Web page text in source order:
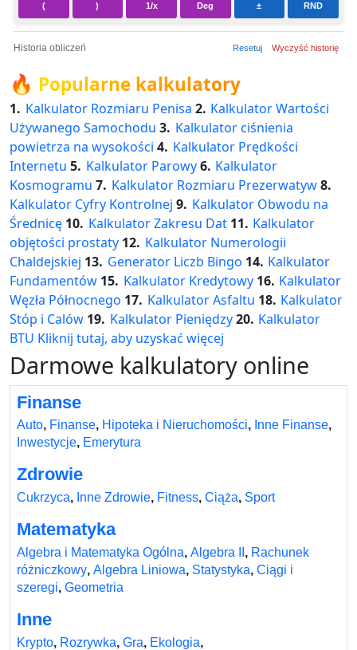
Deg
( ) 1/x ± RND
Historia obliczeń Resetuj Wyczyść historię
🔥 Popularne kalkulatory
1. Kalkulator Rozmiaru Penisa 2. Kalkulator Wartości
Używanego Samochodu 3. Kalkulator ciśnienia
powietrza na wysokości 4. Kalkulator Prędkości
Internetu 5. Kalkulator Parowy6. Kalkulator
Kosmogramu 7. Kalkulator Rozmiaru Prezerwatyw8.
Kalkulator Cyfry Kontrolnej 9. Kalkulator Obwodu na
Średnicę 10. Kalkulator Zakresu Dat 11. Kalkulator
objętości prostaty 12. Kalkulator Numerologii
Chaldejskiej 13. Generator Liczb Bingo 14. Kalkulator
Fundamentów 15. Kalkulator Kredytowy 16. Kalkulator
Węzła Północnego 17. Kalkulator Asfaltu 18. Kalkulator
Stóp i Calów 19. Kalkulator Pieniędzy20. Kalkulator
BTU Kliknij tutaj, aby uzyskać więcej
Darmowe kalkulatory online
Finanse
Auto, Finanse, Hipoteka i Nieruchomości, Inne Finanse,
Inwestycje, Emerytura
Zdrowie
Cukrzyca, Inne Zdrowie, Fitness, Ciąża, Sport
Matematyka
Algebra i Matematyka Ogólna, Algebra II , Rachunek
różniczkowy, Algebra Liniowa, Statystyka, Ciągi i
szeregi, Geometria
Inne
Krypto, Rozrywka, Gra, Ekologia,